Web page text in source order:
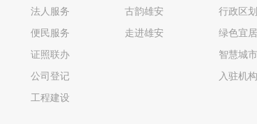
法人服务
便民服务
证照联办
公司登记
工程建设
古韵雄安
走进雄安
行政区划
绿色宜居
智慧城市
入驻机构